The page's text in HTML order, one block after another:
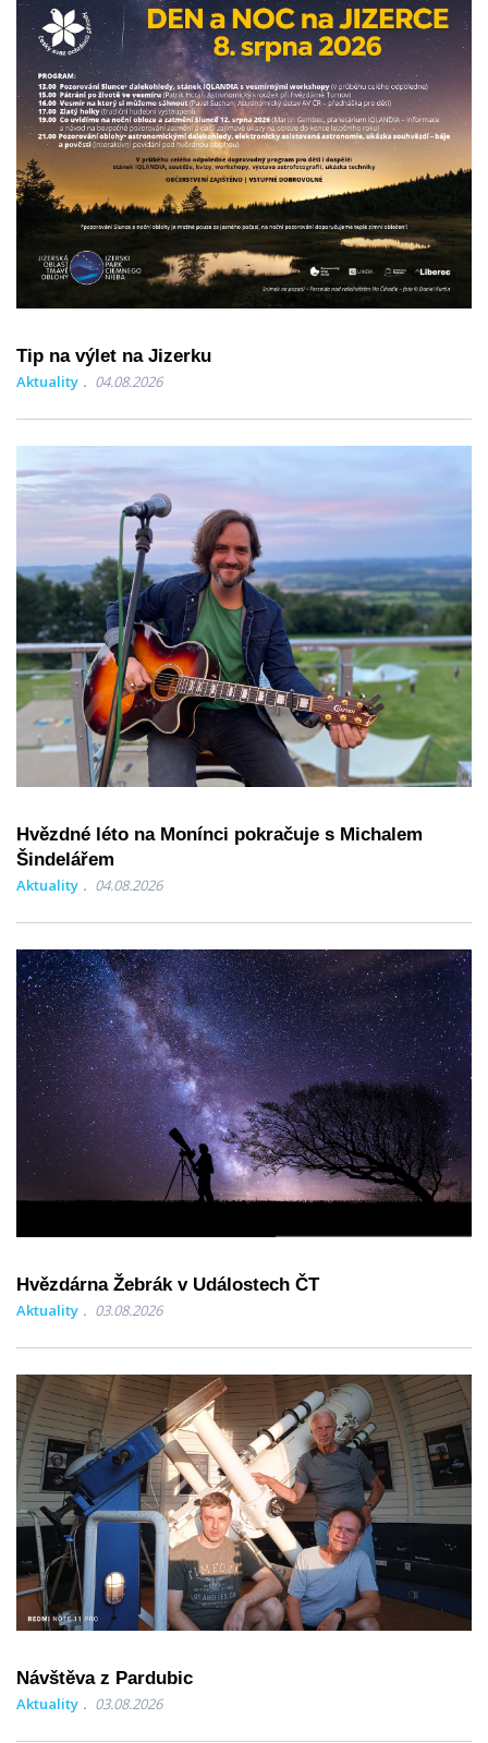
Tip na výlet na Jizerku
Aktuality 04.08.2026
Hvězdné léto na Monínci pokračuje s Michalem
Šindelářem
Aktuality 04.08.2026
Hvězdárna Žebrák v Událostech ČT
Aktuality 03.08.2026
Návštěva z Pardubic
Aktuality 03.08.2026